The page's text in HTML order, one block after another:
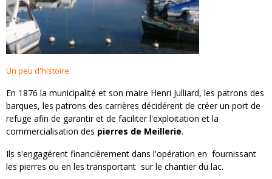
Un peu d'histoire
En 1876 la municipalité et son maire Henri Julliard, les patrons des
barques, les patrons des carrières décidérent de créer un port de
refuge afin de garantir et de faciliter l'exploitation et la
commercialisation des pierres de Meillerie.
Ils s'engagérent financièrement dans l'opération en fournissant
les pierres ou en les transportant sur le chantier du lac.